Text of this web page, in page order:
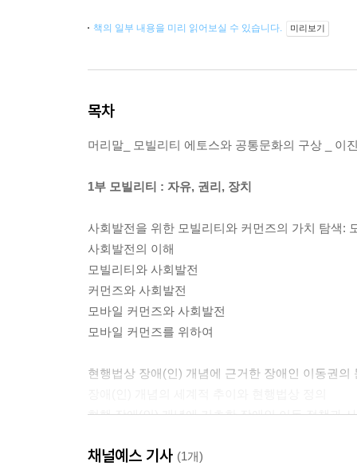
책의 일부 내용을 미리 읽어보실 수 있습니다. 미리보기
목차
머리말_ 모빌리티 에토스와 공통문화의 구상 _ 이
1부 모빌리티 : 자유, 권리, 장치
사회발전을 위한 모빌리티와 커먼즈의 가치 탐색:
사회발전의 이해
모빌리티와 사회발전
커먼즈와 사회발전
모바일 커먼즈와 사회발전
모바일 커먼즈를 위하여
현행법상 장애(인) 개념에 근거한 장애인 이동권의
현행 장애(인) 개념에 기초한 장애인 이동 정책과
채널예스 기사 (1개)